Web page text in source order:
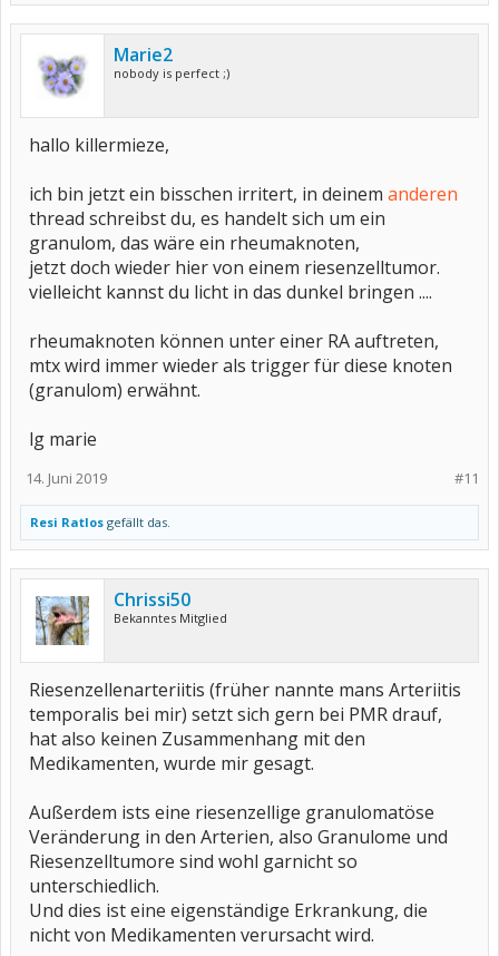
Marie2
nobody is perfect ;)
hallo killermieze,
ich bin jetzt ein bisschen irritert, in deinem anderen
thread schreibst du, es handelt sich um ein
granulom, das wäre ein rheumaknoten,
jetzt doch wieder hier von einem riesenzelltumor.
vielleicht kannst du licht in das dunkel bringen ....
rheumaknoten können unter einer RA auftreten,
mtx wird immer wieder als trigger für diese knoten
(granulom) erwähnt.
lg marie
#11
14. Juni 2019
Resi Ratlos gefällt das.
Chrissi50
Bekanntes Mitglied
Riesenzellenarteriitis (früher nannte mans Arteriitis
temporalis bei mir) setzt sich gern bei PMR drauf,
hat also keinen Zusammenhang mit den
Medikamenten, wurde mir gesagt.
Außerdem ists eine riesenzellige granulomatöse
Veränderung in den Arterien, also Granulome und
Riesenzelltumore sind wohl garnicht so
unterschiedlich.
Und dies ist eine eigenständige Erkrankung, die
nicht von Medikamenten verursacht wird.